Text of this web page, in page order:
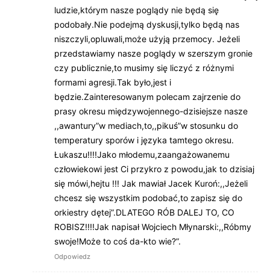
ludzie,którym nasze poglądy nie będą się
podobały.Nie podejmą dyskusji,tylko będą nas
niszczyli,opluwali,może użyją przemocy. Jeżeli
przedstawiamy nasze poglądy w szerszym gronie
czy publicznie,to musimy się liczyć z różnymi
formami agresji.Tak było,jest i
będzie.Zainteresowanym polecam zajrzenie do
prasy okresu międzywojennego-dzisiejsze nasze
,,awantury”w mediach,to,,pikuś”w stosunku do
temperatury sporów i języka tamtego okresu.
Łukaszu!!!!Jako młodemu,zaangażowanemu
człowiekowi jest Ci przykro z powodu,jak to dzisiaj
się mówi,hejtu !!! Jak mawiał Jacek Kuroń:,,Jeżeli
chcesz się wszystkim podobać,to zapisz się do
orkiestry dętej”.DLATEGO RÓB DALEJ TO, CO
ROBISZ!!!!Jak napisał Wojciech Młynarski:,,Róbmy
swoje!Może to coś da-kto wie?”.
Odpowiedz